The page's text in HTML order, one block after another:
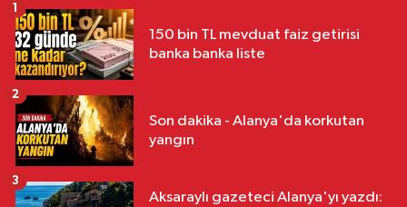
150 bin TL mevduat faiz getirisi
banka banka liste
1
Son dakika - Alanya'da korkutan
yangın
2
Aksaraylı gazeteci Alanya'yı yazdı:
3